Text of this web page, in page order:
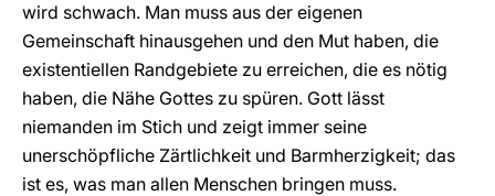
wird schwach. Man muss aus der eigenen
Gemeinschaft hinausgehen und den Mut haben, die
existentiellen Randgebiete zu erreichen, die es nötig
haben, die Nähe Gottes zu spüren. Gott lässt
niemanden im Stich und zeigt immer seine
unerschöpfliche Zärtlichkeit und Barmherzigkeit; das
ist es, was man allen Menschen bringen muss.